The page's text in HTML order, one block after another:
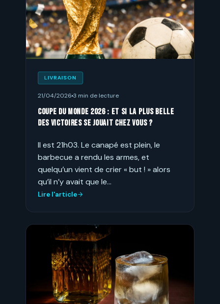
LIVRAISON
21/04/2026 3 min de lecture
Coupe du monde 2026 : et si la plus belle
des victoires se jouait chez vous ?
Il est 21h03. Le canapé est plein, le
barbecue a rendu les armes, et
quelqu’un vient de crier « but ! » alors
qu’il n’y avait que le…
Lire l'article